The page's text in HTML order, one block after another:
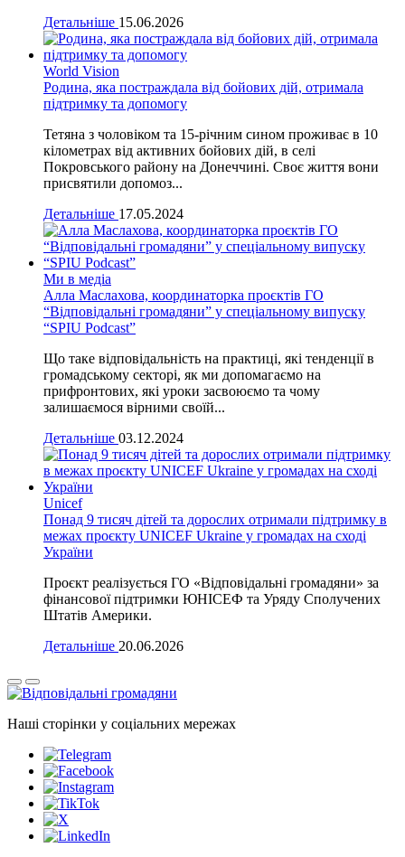
Детальніше 15.06.2026
World Vision
Родина, яка постраждала від бойових дій, отримала
підтримку та допомогу
Тетяна з чоловіком та 15-річним сином проживає в 10
кілометрах від активних бойових дій, в селі
Покровського району на Донеччині. Своє життя вони
присвятили допомоз...
Детальніше 17.05.2024
Ми в медіа
Алла Маслахова, координаторка проєктів ГО
“Відповідальні громадяни” у спеціальному випуску
“SPIU Podcast”
Що таке відповідальність на практиці, які тенденції в
громадському секторі, як ми допомагаємо на
прифронтових, які уроки засвоюємо та чому
залишаємося вірними своїй...
Детальніше 03.12.2024
Unicef
Понад 9 тисяч дітей та дорослих отримали підтримку в
межах проєкту UNICEF Ukraine у громадах на сході
України
Проєкт реалізується ГО «Відповідальні громадяни» за
фінансової підтримки ЮНІСЕФ та Уряду Сполучених
Штатів Америки.
Детальніше 20.06.2026
Наші сторінки у соціальних мережах